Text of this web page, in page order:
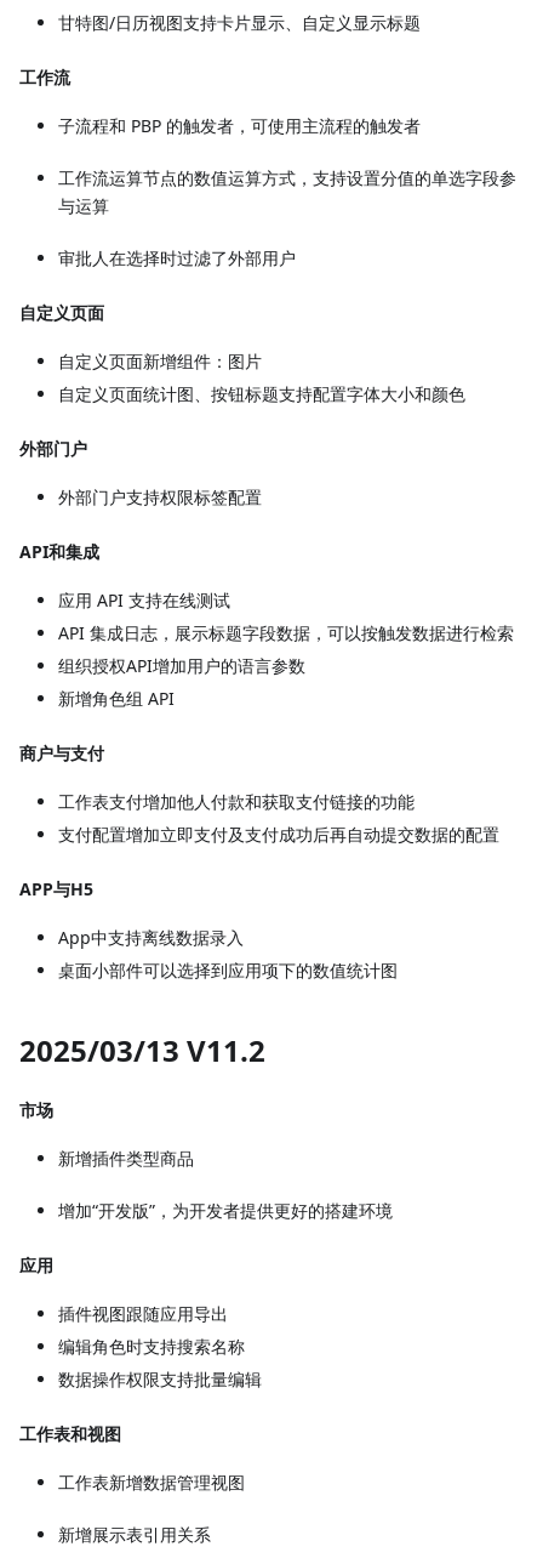
甘特图/日历视图支持卡片显示、自定义显示标题
工作流
子流程和 PBP 的触发者，可使用主流程的触发者
工作流运算节点的数值运算方式，支持设置分值的单选字段参
与运算
审批人在选择时过滤了外部用户
自定义页面
自定义页面新增组件：图片
自定义页面统计图、按钮标题支持配置字体大小和颜色
外部门户
外部门户支持权限标签配置
API和集成
应用 API 支持在线测试
API 集成日志，展示标题字段数据，可以按触发数据进行检索
组织授权API增加用户的语言参数
新增角色组 API
商户与支付
工作表支付增加他人付款和获取支付链接的功能
支付配置增加立即支付及支付成功后再自动提交数据的配置
APP与H5
App中支持离线数据录入
桌面小部件可以选择到应用项下的数值统计图
2025/03/13 V11.2
市场
新增插件类型商品
增加“开发版”，为开发者提供更好的搭建环境
应用
插件视图跟随应用导出
编辑角色时支持搜索名称
数据操作权限支持批量编辑
工作表和视图
工作表新增数据管理视图
新增展示表引用关系